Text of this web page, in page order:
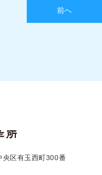
前へ
区有玉西町300番